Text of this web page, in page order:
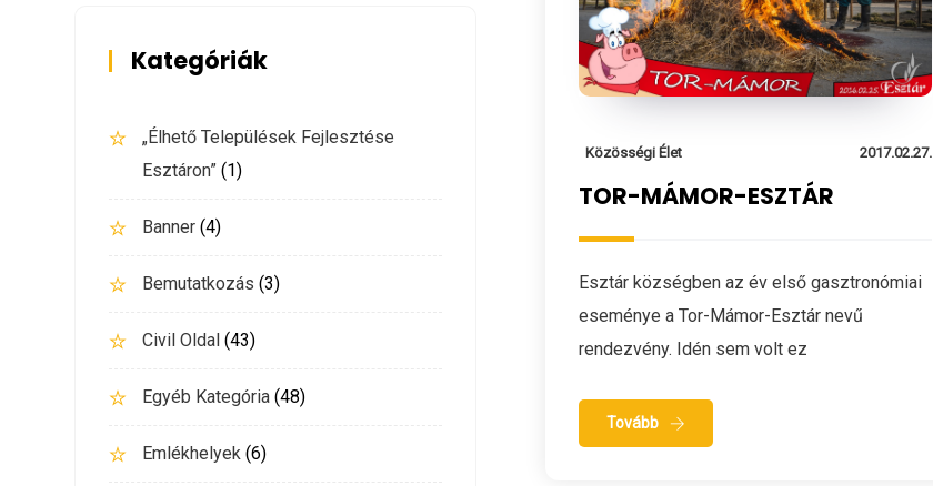
Közösségi Élet 2017.02.27.
TOR-MÁMOR-ESZTÁR
Esztár községben az év első gasztronómiai
eseménye a Tor-Mámor-Esztár nevű
rendezvény. Idén sem volt ez
Tovább
Kategóriák
„Élhető Települések Fejlesztése
Esztáron” (1)
Banner (4)
Bemutatkozás (3)
Civil Oldal (43)
Egyéb Kategória (48)
Emlékhelyek (6)